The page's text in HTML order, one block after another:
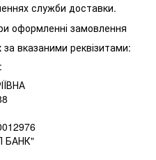
служби доставки.
оформленні замовлення
за вказаними реквізитами:
БАНК"